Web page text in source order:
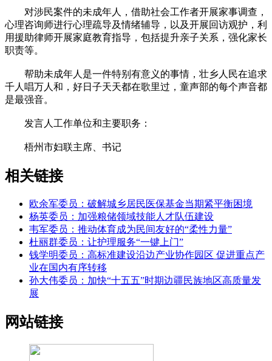
对涉民案件的未成年人，借助社会工作者开展家事调查，
心理咨询师进行心理疏导及情绪辅导，以及开展回访观护，利
用援助律师开展家庭教育指导，包括提升亲子关系，强化家长
职责等。
帮助未成年人是一件特别有意义的事情，壮乡人民在追求
千人唱万人和，好日子天天都在歌里过，童声部的每个声音都
是最强音。
发言人工作单位和主要职务：
梧州市妇联主席、书记
相关链接
欧余军委员：破解城乡居民医保基金当期紧平衡困境
杨英委员：加强粮储领域技能人才队伍建设
韦军委员：推动体育成为民间友好的“柔性力量”
杜丽群委员：让护理服务“一键上门”
钱学明委员：高标准建设沿边产业协作园区 促进重点产
业在国内有序转移
孙大伟委员：加快“十五五”时期边疆民族地区高质量发
展
网站链接